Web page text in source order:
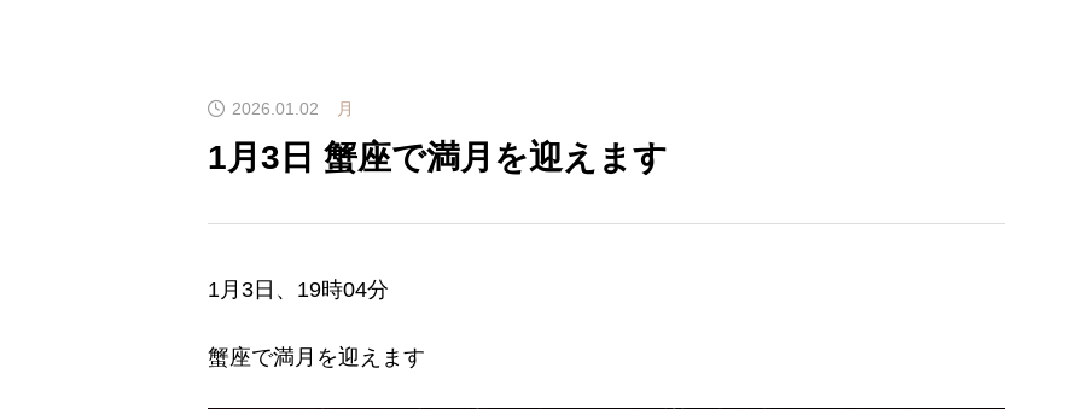
2026.01.02 月
1月3日 蟹座で満月を迎えます
1月3日、19時04分
蟹座で満月を迎えます